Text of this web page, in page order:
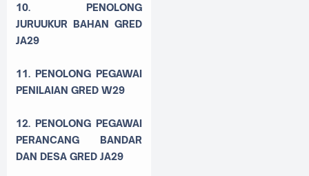
10. PENOLONG
JURUUKUR BAHAN GRED
JA29
11. PENOLONG PEGAWAI
PENILAIAN GRED W29
12. PENOLONG PEGAWAI
PERANCANG BANDAR
DAN DESA GRED JA29